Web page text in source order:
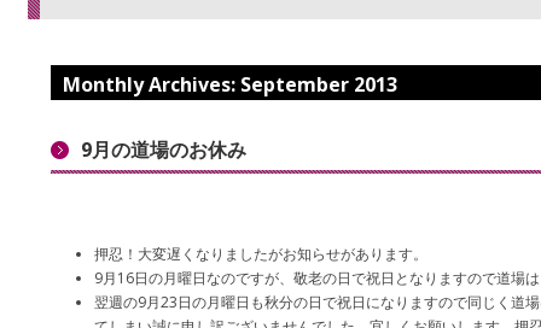
Monthly Archives: September 2013
9月の道場のお休み
押忍！大変遅くなりましたがお知らせがあります。
9月16日の月曜日なのですが、敬老の日で祝日となりますので道場
翌週の9月23日の月曜日も秋分の日で祝日になりますので同じく道